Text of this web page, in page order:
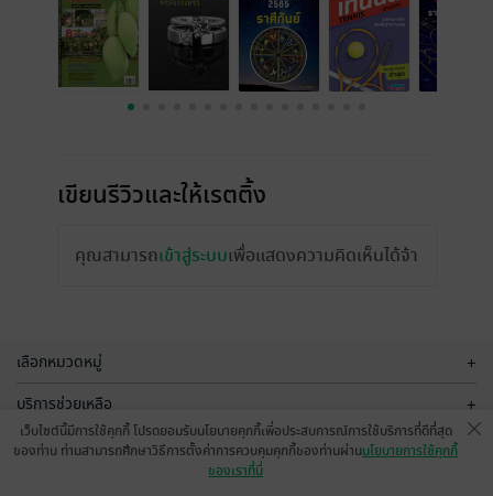
เขียนรีวิวและให้เรตติ้ง
คุณสามารถเข้าสู่ระบบเพื่อแสดงความคิดเห็นได้จ้า
เลือกหมวดหมู่ +
บริการช่วยเหลือ +
เกี่ยวกับเรา
เว็บไซต์นี้มีการใช้คุกกี้ โปรดยอมรับนโยบายคุกกี้เพื่อประสบการณ์การใช้บริการที่ดีที่สุด
ของท่าน ท่านสามารถศึกษาวิธีการตั้งค่าการควบคุมคุกกี้ของท่านผ่านนโยบายการใช้คุกกี้
ของเราที่นี่